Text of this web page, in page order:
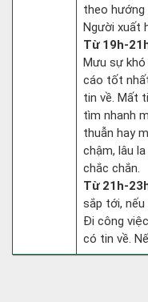
theo hướng
Người xuất
Từ 19h-
Mưu sự
cáo tốt
tin về. Mất
tìm nhanh
thuẫn hay
chậm, lâu
chắc chắn.
Từ 21h-
sắp tới,
Đi công
có tin về.